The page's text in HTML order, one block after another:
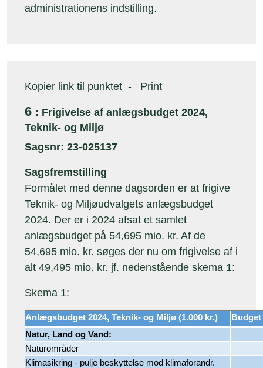
administrationens indstilling.
Kopier link til punktet - Print
6 : Frigivelse af anlægsbudget 2024,
Teknik- og Miljø
Sagsnr: 23-025137
Sagsfremstilling
Formålet med denne dagsorden er at frigive
Teknik- og Miljøudvalgets anlægsbudget
2024. Der er i 2024 afsat et samlet
anlægsbudget på 54,695 mio. kr. Af de
54,695 mio. kr. søges der nu om frigivelse af i
alt 49,495 mio. kr. jf. nedenstående skema 1:
Skema 1:
Anlægsbudget 2024, Teknik- og Miljø (1.000 kr.)
Budget
Natur, Land og Vand:
Naturområder
Klimasikring - pulje beskyttelse mod klimaforandr.